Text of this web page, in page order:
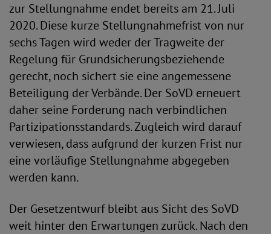
zur Stellungnahme endet bereits am 21. Juli
2020. Diese kurze Stellungnahmefrist von nur
sechs Tagen wird weder der Tragweite der
Regelung für Grundsicherungsbeziehende
gerecht, noch sichert sie eine angemessene
Beteiligung der Verbände. Der SoVD erneuert
daher seine Forderung nach verbindlichen
Partizipationsstandards. Zugleich wird darauf
verwiesen, dass aufgrund der kurzen Frist nur
eine vorläufige Stellungnahme abgegeben
werden kann.
Der Gesetzentwurf bleibt aus Sicht des SoVD
weit hinter den Erwartungen zurück. Nach den